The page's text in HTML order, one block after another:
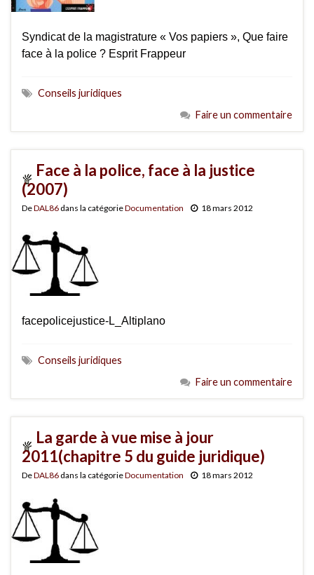
Syndicat de la magistrature « Vos papiers », Que faire
face à la police ? Esprit Frappeur
Conseils juridiques
Faire un commentaire
Face à la police, face à la justice
(2007)
DeDAL86 dans la catégorieDocumentation 18 mars 2012
facepolicejustice-L_Altiplano
Conseils juridiques
Faire un commentaire
La garde à vue mise à jour
2011(chapitre 5 du guide juridique)
DeDAL86 dans la catégorieDocumentation 18 mars 2012